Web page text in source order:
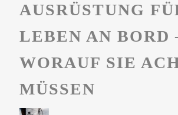
AUSRÜSTUNG
LEBEN AN BORD
WORAUF SIE
MÜSSEN